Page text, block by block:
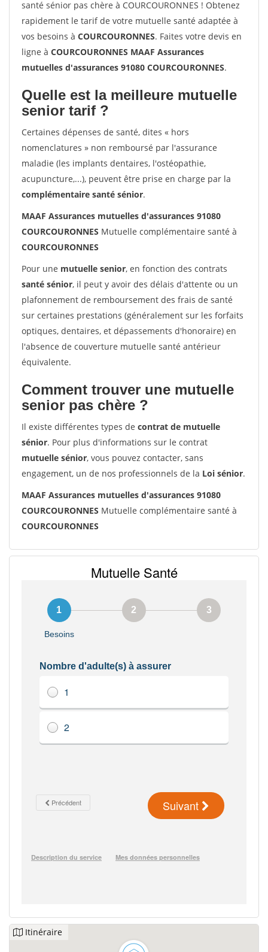
santé sénior pas chère à COURCOURONNES ! Obtenez
rapidement le tarif de votre mutuelle santé adaptée à
vos besoins à COURCOURONNES. Faites votre devis en
ligne à COURCOURONNES MAAF Assurances
mutuelles d'assurances 91080 COURCOURONNES.
Quelle est la meilleure mutuelle
senior tarif ?
Certaines dépenses de santé, dites « hors
nomenclatures » non remboursé par l'assurance
maladie (les implants dentaires, l'ostéopathie,
acupuncture,...), peuvent être prise en charge par la
complémentaire santé sénior.
MAAF Assurances mutuelles d'assurances 91080
COURCOURONNES Mutuelle complémentaire santé à
COURCOURONNES
Pour une mutuelle senior, en fonction des contrats
santé sénior, il peut y avoir des délais d'attente ou un
plafonnement de remboursement des frais de santé
sur certaines prestations (généralement sur les forfaits
optiques, dentaires, et dépassements d'honoraire) en
l'absence de couverture mutuelle santé antérieur
équivalente.
Comment trouver une mutuelle
senior pas chère ?
Il existe différentes types de contrat de mutuelle
sénior. Pour plus d'informations sur le contrat
mutuelle sénior, vous pouvez contacter, sans
engagement, un de nos professionnels de la Loi sénior.
MAAF Assurances mutuelles d'assurances 91080
COURCOURONNES Mutuelle complémentaire santé à
COURCOURONNES
Itinéraire